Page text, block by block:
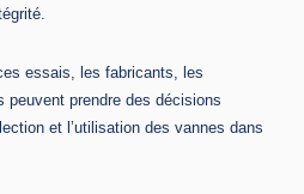
essais, les fabricants, les
peuvent prendre des décisions
et l’utilisation des vannes dans